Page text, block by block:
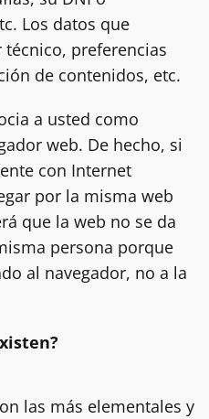
Los datos que
preferencias
de contenidos, etc.
a usted como
web. De hecho, si
con Internet
por la misma web
que la web no se da
persona porque
al navegador, no a la
las más elementales y